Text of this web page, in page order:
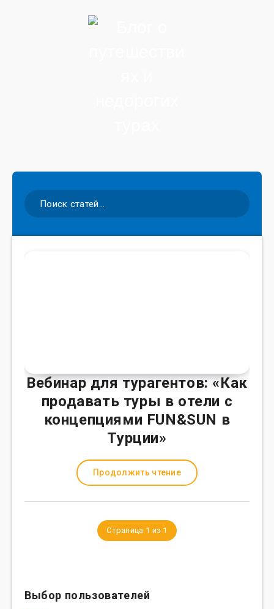
Вебинар для турагентов: «Как
продавать туры в отели с
концепциями FUN&SUN в
Турции»
Продолжить чтение
Страница 1 из 1
Выбор пользователей